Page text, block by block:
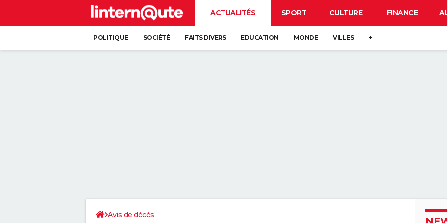
ACTUALITÉS SPORT CULTURE FINANCE
POLITIQUE SOCIÉTÉ FAITS DIVERS EDUCATION MONDE VILLES +
Avis de décès